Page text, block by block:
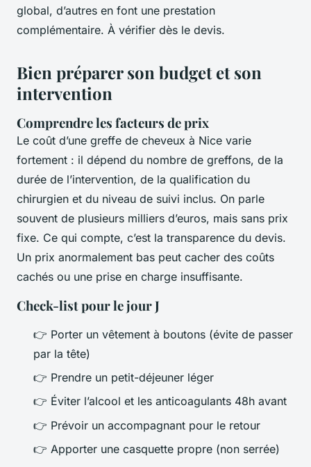
global, d’autres en font une prestation
complémentaire. À vérifier dès le devis.
Bien préparer son budget et son
intervention
Comprendre les facteurs de prix
Le coût d’une greffe de cheveux à Nice varie
fortement : il dépend du nombre de greffons, de la
durée de l’intervention, de la qualification du
chirurgien et du niveau de suivi inclus. On parle
souvent de plusieurs milliers d’euros, mais sans prix
fixe. Ce qui compte, c’est la transparence du devis.
Un prix anormalement bas peut cacher des coûts
cachés ou une prise en charge insuffisante.
Check-list pour le jour J
👉 Porter un vêtement à boutons (évite de passer
par la tête)
👉 Prendre un petit-déjeuner léger
👉 Éviter l’alcool et les anticoagulants 48h avant
👉 Prévoir un accompagnant pour le retour
👉 Apporter une casquette propre (non serrée)